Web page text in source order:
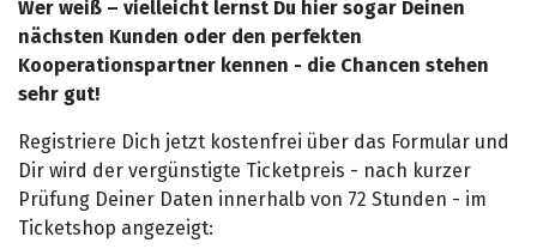
Wer weiß – vielleicht lernst Du hier sogar Deinen
nächsten Kunden oder den perfekten
Kooperationspartner kennen - die Chancen stehen
sehr gut!
Registriere Dich jetzt kostenfrei über das Formular und
Dir wird der vergünstigte Ticketpreis - nach kurzer
Prüfung Deiner Daten innerhalb von 72 Stunden - im
Ticketshop angezeigt: